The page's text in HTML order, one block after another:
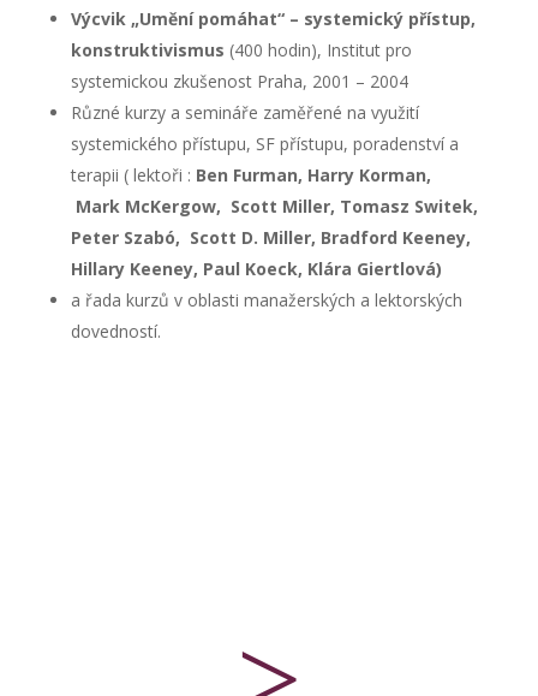
Výcvik „Umění pomáhat“ – systemický přístup,
konstruktivismus (400 hodin), Institut pro
systemickou zkušenost Praha, 2001 – 2004
Různé kurzy a semináře zaměřené na využití
systemického přístupu, SF přístupu, poradenství a
terapii ( lektoři : Ben Furman, Harry Korman,
Mark McKergow, Scott Miller, Tomasz Switek,
Peter Szabó, Scott D. Miller, Bradford Keeney,
Hillary Keeney, Paul Koeck, Klára Giertlová)
a řada kurzů v oblasti manažerských a lektorských
dovedností.